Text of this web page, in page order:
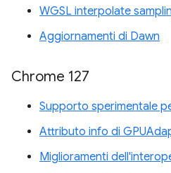
WGSL interpolate
Aggiornamenti di Dawn
Chrome 127
Supporto sperimentale
Attributo info di
Miglioramenti